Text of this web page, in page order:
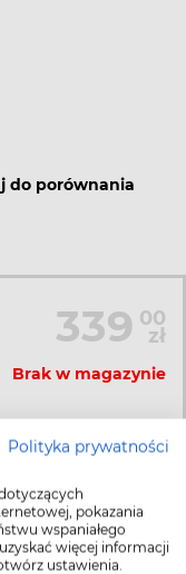
do porównania
339 00
zł
Brak w magazynie
Polityka prywatności
pokazania
wspaniałego
więcej informacji
ustawienia.